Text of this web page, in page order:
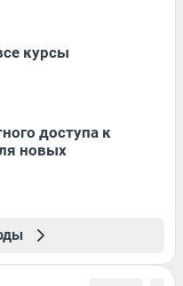
курсы
доступа к
новых